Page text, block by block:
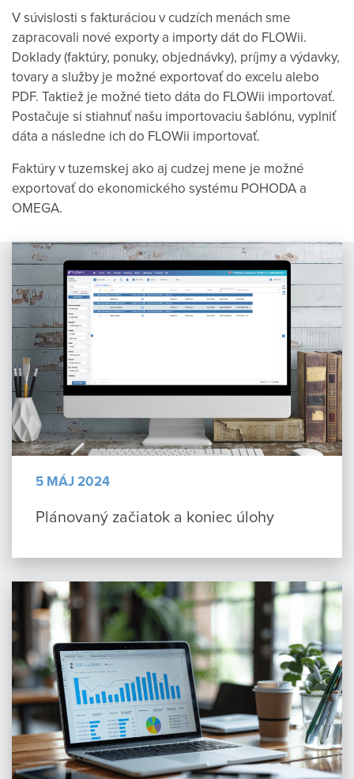
V súvislosti s fakturáciou v cudzích menách sme
zapracovali nové exporty a importy dát do FLOWii.
Doklady (faktúry, ponuky, objednávky), príjmy a výdavky,
tovary a služby je možné exportovať do excelu alebo
PDF. Taktiež je možné tieto dáta do FLOWii importovať.
Postačuje si stiahnuť našu importovaciu šablónu, vyplniť
dáta a následne ich do FLOWii importovať.
Faktúry v tuzemskej ako aj cudzej mene je možné
exportovať do ekonomického systému POHODA a
OMEGA.
5 MÁJ 2024
Plánovaný začiatok a koniec úlohy